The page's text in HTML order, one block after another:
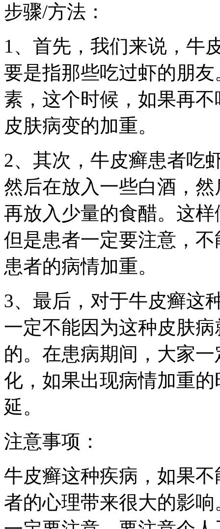
步骤/方法：
1、首先，我们来说，牛
要是指那些吃过虾的朋
素，这个时候，如果再
皮肤病变的加重。
2、其次，牛皮癣患者吃
然后在放入一些白酒，
再放入少量的食醋。这
但是患者一定要注意，
患者的病情加重。
3、最后，对于牛皮癣这
一定不能因为这种皮肤
的。在患病期间，大家
化，如果出现病情加重
延。
注意事项：
牛皮癣这种疾病，如果
者的心理带来很大的影